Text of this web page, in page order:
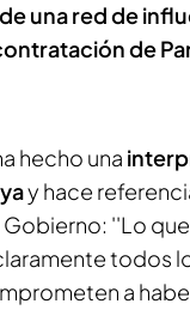
una red de
de
hecho una
y hace
''Lo
todos
a